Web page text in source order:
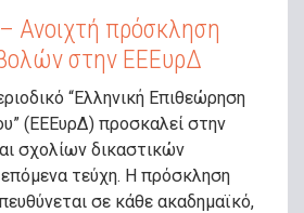
Ανοιχτή πρόσκληση
στην ΕΕΕυρΔ
“Ελληνική Επιθεώρηση
(ΕΕΕυρΔ) προσκαλεί στην
σχολίων δικαστικών
τεύχη. Η πρόσκληση
σε κάθε ακαδημαϊκό,